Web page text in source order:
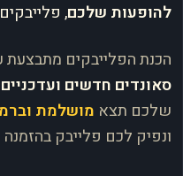
להופעות שלכם,
הכנת הפלייבקים מתבצעת
סאונדים חדשים ועדכניים
שלכם תצא מושלמת
ונפיק לכם פלייבק